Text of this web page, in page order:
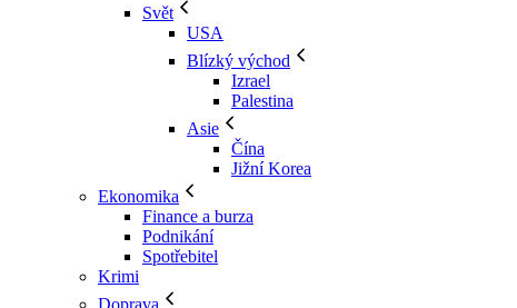
Svět
USA
Blízký východ
Izrael
Palestina
Asie
Čína
Jižní Korea
Ekonomika
Finance a burza
Podnikání
Spotřebitel
Krimi
Doprava